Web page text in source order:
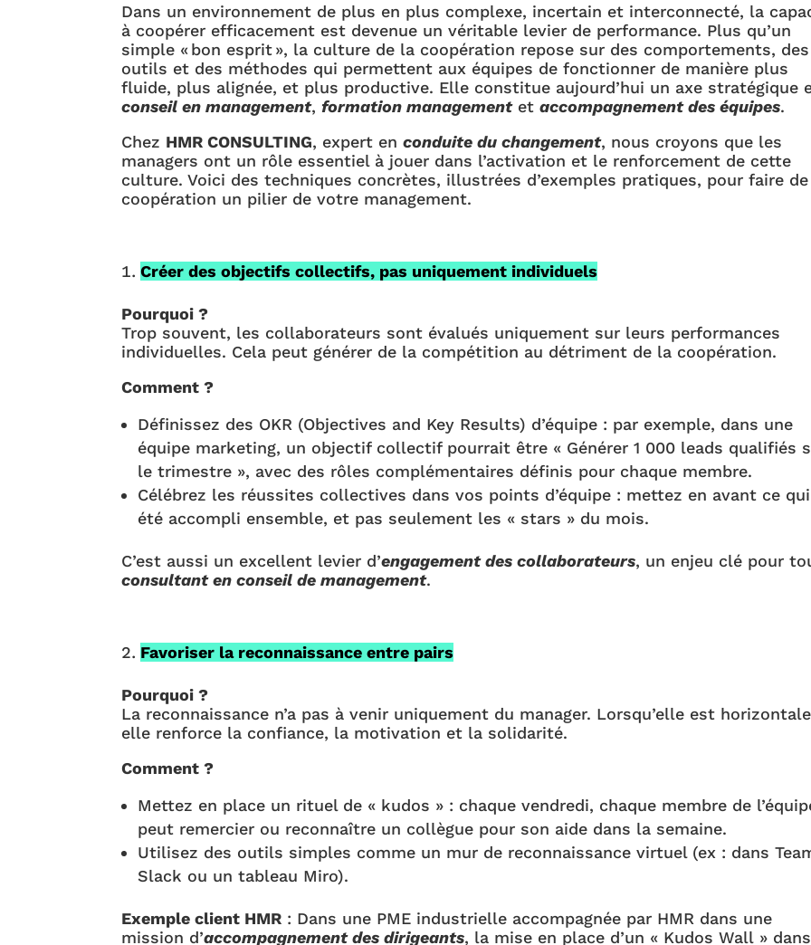
Dans un environnement de plus en plus complexe, incertain et interconnecté, la
à coopérer efficacement est devenue un véritable levier de performance. Plus qu’un
simple « bon esprit », la culture de la coopération repose sur des comportements, des
outils et des méthodes qui permettent aux équipes de fonctionner de manière plus
fluide, plus alignée, et plus productive. Elle constitue aujourd’hui un axe stratégique
conseil en management, formation managementetaccompagnement des équipes.
Chez HMR CONSULTING, expert enconduite du changement, nous croyons que les
managers ont un rôle essentiel à jouer dans l’activation et le renforcement de cette
culture. Voici des techniques concrètes, illustrées d’exemples pratiques, pour faire
coopération un pilier de votre management.
Créer des objectifs collectifs, pas uniquement individuels
Pourquoi ?
Trop souvent, les collaborateurs sont évalués uniquement sur leurs performances
individuelles. Cela peut générer de la compétition au détriment de la coopération.
Comment ?
Définissez des OKR (Objectives and Key Results) d’équipe : par exemple, dans une
équipe marketing, un objectif collectif pourrait être « Générer 1 000 leads qualifiés
le trimestre », avec des rôles complémentaires définis pour chaque membre.
Célébrez les réussites collectives dans vos points d’équipe : mettez en avant ce
été accompli ensemble, et pas seulement les « stars » du mois.
C’est aussi un excellent levier d’engagement des collaborateurs, un enjeu clé pour
consultant en conseil de management.
Favoriser la reconnaissance entre pairs
Pourquoi ?
La reconnaissance n’a pas à venir uniquement du manager. Lorsqu’elle est
elle renforce la confiance, la motivation et la solidarité.
Comment ?
Mettez en place un rituel de « kudos » : chaque vendredi, chaque membre de
peut remercier ou reconnaître un collègue pour son aide dans la semaine.
Utilisez des outils simples comme un mur de reconnaissance virtuel (ex : dans
Slack ou un tableau Miro).
Exemple client HMR : Dans une PME industrielle accompagnée par HMR dans une
mission d’accompagnement des dirigeants, la mise en place d’un « Kudos Wall » dans